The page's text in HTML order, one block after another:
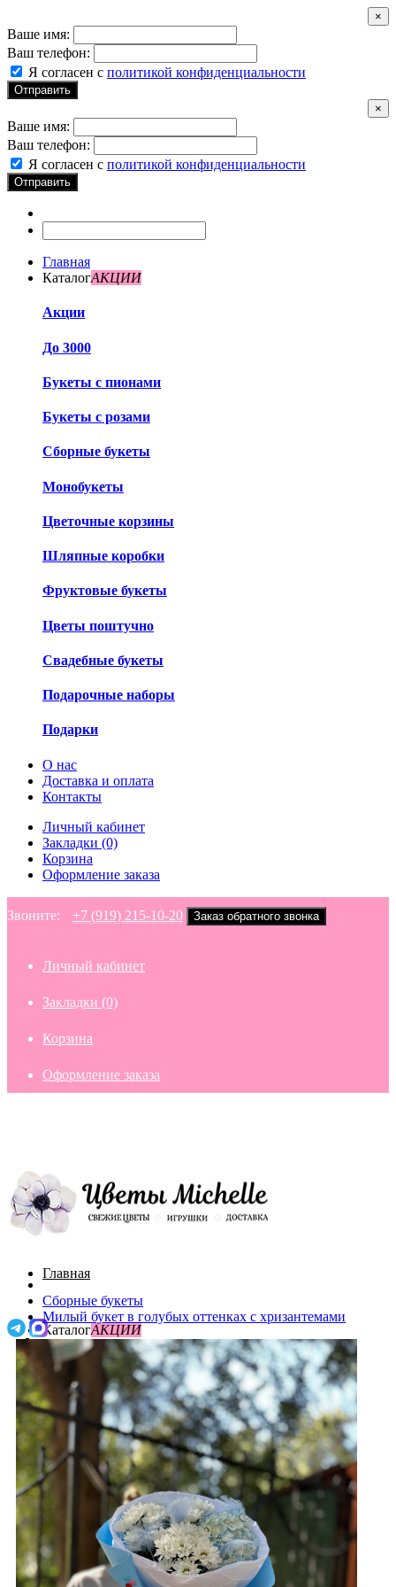
×
Ваше имя:
Ваш телефон:
Я согласен с политикой конфиденциальности
Отправить
×
Ваше имя:
Ваш телефон:
Я согласен с политикой конфиденциальности
Отправить
Главная
КаталогАКЦИИ
Акции
До 3000
Букеты с пионами
Букеты с розами
Сборные букеты
Монобукеты
Цветочные корзины
Шляпные коробки
Фруктовые букеты
Цветы поштучно
Свадебные букеты
Подарочные наборы
Подарки
О нас
Доставка и оплата
Контакты
Личный кабинет
Закладки (0)
Корзина
Оформление заказа
Звоните: +7 (919) 215-10-20 Заказ обратного звонка
Личный кабинет
Закладки (0)
Корзина
Оформление заказа
Главная
КаталогАКЦИИ
Акции
До 3000
Букеты с пионами
О нас
Доставка и оплата
Контакты
Поиск
/ 0р.
Сборные букеты
Милый букет в голубых оттенках с хризантемами